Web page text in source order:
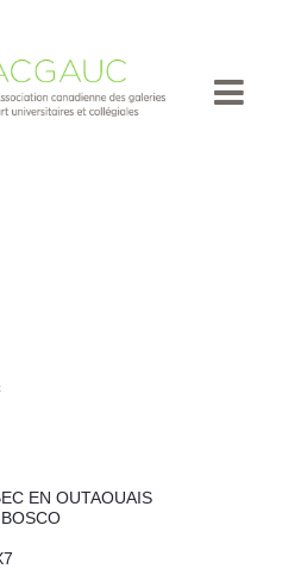
EN OUTAOUAIS